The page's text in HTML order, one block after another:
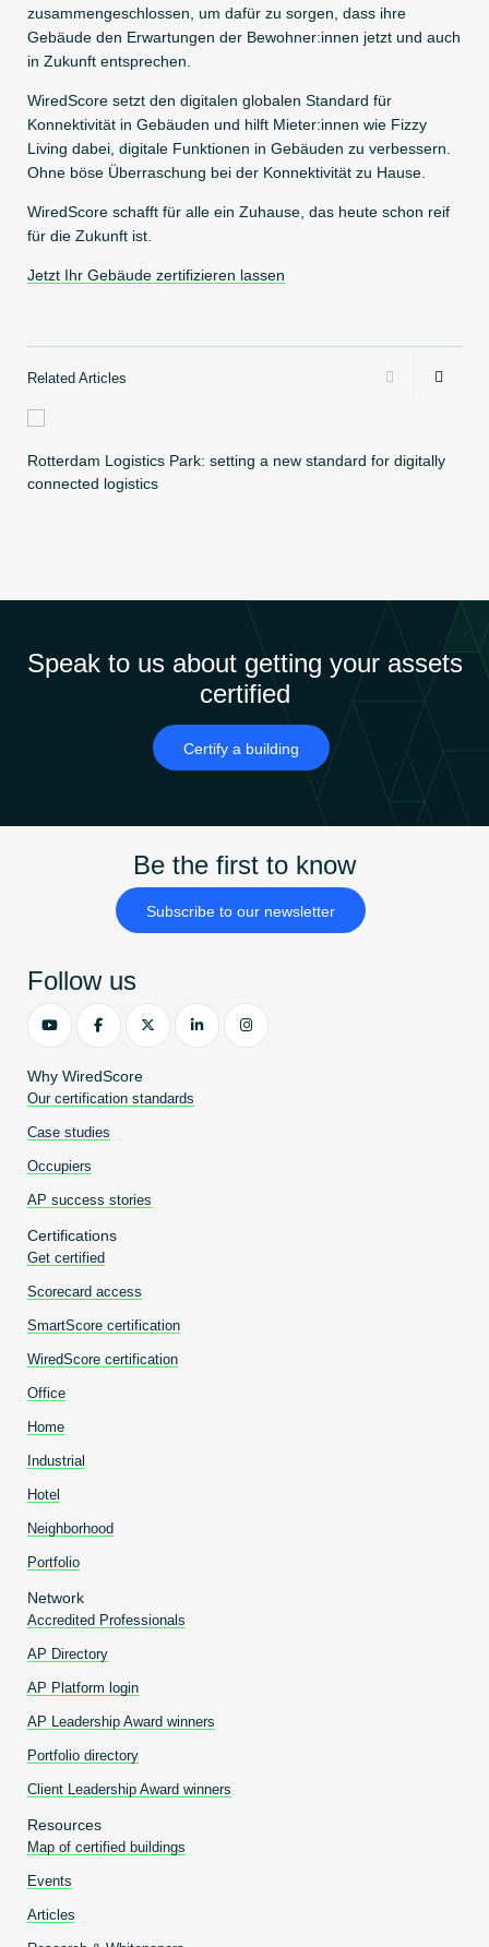
zusammengeschlossen, um dafür zu sorgen, dass ihre
Gebäude den Erwartungen der Bewohner:innen jetzt und auch
in Zukunft entsprechen.
WiredScore setzt den digitalen globalen Standard für
Konnektivität in Gebäuden und hilft Mieter:innen wie Fizzy
Living dabei, digitale Funktionen in Gebäuden zu verbessern.
Ohne böse Überraschung bei der Konnektivität zu Hause.
WiredScore schafft für alle ein Zuhause, das heute schon reif
für die Zukunft ist.
Jetzt Ihr Gebäude zertifizieren lassen
Related Articles
Rotterdam Logistics Park: setting a new standard for digitally
connected logistics
Speak to us about getting your assets
certified
Certify a building
Be the first to know
Subscribe to our newsletter
Why WiredScore
Our certification standards
Case studies
Occupiers
AP success stories
Certifications
Get certified
Scorecard access
SmartScore certification
WiredScore certification
Office
Home
Industrial
Hotel
Neighborhood
Portfolio
Network
Accredited Professionals
AP Directory
AP Platform login
AP Leadership Award winners
Portfolio directory
Client Leadership Award winners
Resources
Map of certified buildings
Events
Articles
Follow us